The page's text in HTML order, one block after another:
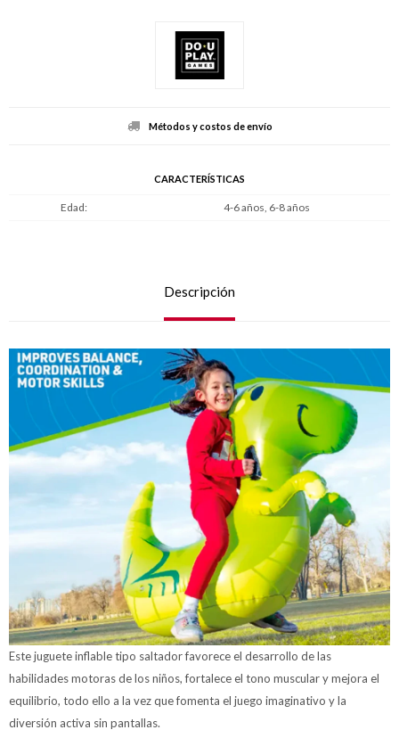
Métodos y costos de envío
CARACTERÍSTICAS
Edad 4-6 años, 6-8 años
Descripción
Este juguete inflable tipo saltador favorece el desarrollo de las
habilidades motoras de los niños, fortalece el tono muscular y mejora el
equilibrio, todo ello a la vez que fomenta el juego imaginativo y la
diversión activa sin pantallas.